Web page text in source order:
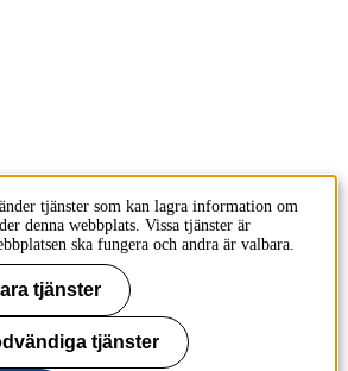
tjänster som kan lagra information om
denna webbplats. Vissa tjänster är
ska fungera och andra är valbara.
tjänster
tjänster